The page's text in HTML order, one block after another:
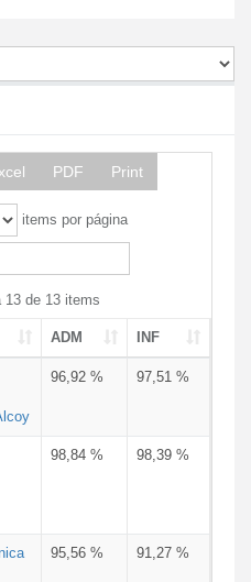
PDF Print
items por página
13 de 13 items
ADM INF
96,92 % 97,51 %
98,84 % 98,39 %
95,56 % 91,27 %